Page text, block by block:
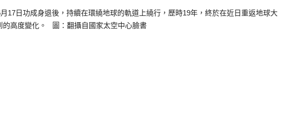
17日功成身退後，持續在環繞地球的軌道上繞行，歷時19年，終於在近日重返地球大
的高度變化。 圖：翻攝自國家太空中心臉書